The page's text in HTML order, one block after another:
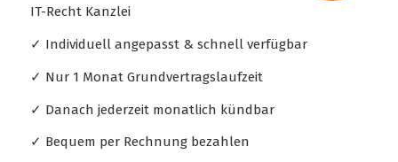
IT-Recht Kanzlei
✓ Individuell angepasst & schnell verfügbar
✓ Nur 1 Monat Grundvertragslaufzeit
✓ Danach jederzeit monatlich kündbar
✓ Bequem per Rechnung bezahlen